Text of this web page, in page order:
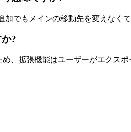
でもメインの移動先を変えなく
?
、拡張機能はユーザーがエクス